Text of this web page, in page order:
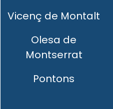
Vicenç de Montalt
Olesa de
Montserrat
Pontons